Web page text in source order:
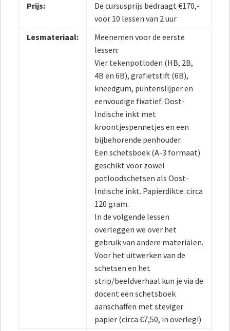
Prijs:
De cursusprijs bedraagt €170,-
voor 10 lessen van 2 uur
Lesmateriaal:
Meenemen voor de eerste
lessen:
Vier tekenpotloden (HB, 2B,
4B en 6B), grafietstift (6B),
kneedgum, puntenslijper en
eenvoudige fixatief. Oost-
Indische inkt met
kroontjespennetjes en een
bijbehorende penhouder.
Een schetsboek (A-3 formaat)
geschikt voor zowel
potloodschetsen als Oost-
Indische inkt. Papierdikte: circa
120 gram.
In de volgende lessen
overleggen we over het
gebruik van andere materialen.
Voor het uitwerken van de
schetsen en het
strip/beeldverhaal kun je via de
docent een schetsboek
aanschaffen met steviger
papier (circa €7,50, in overleg!)